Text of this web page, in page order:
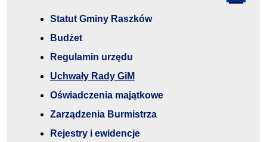
Statut Gminy Raszków
Budżet
Regulamin urzędu
Uchwały Rady GiM
Oświadczenia majątkowe
Zarządzenia Burmistrza
Rejestry i ewidencje